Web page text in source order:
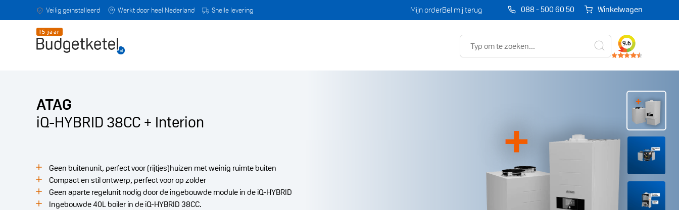
Veilig geïnstalleerd Werkt door heel Nederland Snelle levering Mijn orderBel mij terug 088 - 500 60 50 Winkelwagen
Zoeken 9.6
ATAG
iQ-HYBRID 38CC + Interion
Geen buitenunit, perfect voor (rijtjes)huizen met weinig ruimte buiten
Compact en stil ontwerp, perfect voor op zolder
Geen aparte regelunit nodig door de ingebouwde module in de iQ-HYBRID
Ingebouwde 40L boiler in de iQ-HYBRID 38CC.